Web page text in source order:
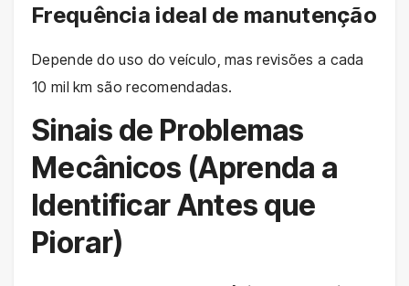
Frequência ideal de manutenção
Depende do uso do veículo, mas revisões a cada
10 mil km são recomendadas.
Sinais de Problemas
Mecânicos (Aprenda a
Identificar Antes que
Piorar)